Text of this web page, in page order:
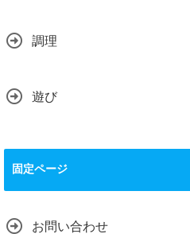
調理
遊び
固定ページ
お問い合わせ